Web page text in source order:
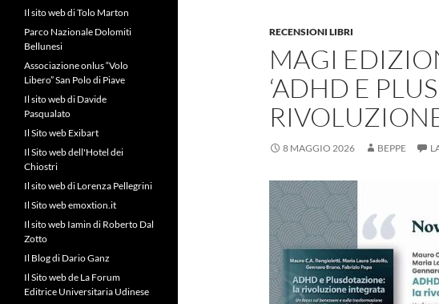
RECENSIONI LIBRI
MAGI
‘ADHD E
8 MAGGIO 2026 BEPPE
Il sito web di Tolo Marton
Parco Nazionale Dolomiti
Bellunesi
Associazione onlus “Volo
Libero” San Polo di Piave
Il sito web di Davide
Pasqualato
Il Sito web Exibart
Il Sito web dell'Hotel dei
Chiostri
Il sito web di Lorenza Pellegrini
Il Sito web emoxtion.it
Il sito web Iamin di Roberto Dal
Zotto
Il Blog di Dario Ganz
Il Sito web de La Forum
Editrice Universitaria Udinese